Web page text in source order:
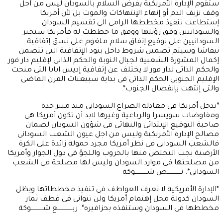
ستقوم الإدارة الأمريكية بفرض السلام بالسودان ليس من أجل
وقف نزيف الدم أو إنهاء الإنتهاكات والموت بل لأن أمريكا
إستطاعت تنفيذ مخططها الرامى الى تقسيم السودان
والسودانيين وفق رؤيتها ووفق ما خططت له فأمريكا ستجبر
السودانيين على توقيع إتفاق سلام ملغوم على نسق إتفاقية
نيفاشا وسيتم تضمين شروط داخل بنود الإتفاقية التى تتضمن
إكمال المشورة الشعبية لجبال النوبة والحكم الذاتى لإقليم دار فور
والحكم الذاتى لدار فور لا يختلف عن إتفاقية إديس ابابا التى منحت
الإقليم الجنوبى الحكم الذاتى فى بداية سبيعنات القرن الماضى
والتى إنتهت بإنفصال الجنوب*.
*تدخل أمريكا فى معادلة الصراع السودانى منذ منبر جدة
ومفاوضات سويسرا والرباعية وغيرها لابد أن تكون أمريكا هى
صاحبة التوقيع الإبتدائى والنهائى فى شؤون السودان لضمان
مصالح الإدارة الأمريكية وليس من اجل عيون الشعب السودانى
فالشعب السودانى فى نظر أمريكا مجرد حمولة زائدة على الكرة
الأرضية يجب التخلص منها بالحروب واللجؤ فى دول الجوار وأمريكا
من مصلحتها فى موارد السودان وليس لها مصلحة فى الشعب
السودانى*. نــــــــــــــص شــــــــــــوكة
*الإدارة الأمريكية لا تعرف العواطف فى تنفيذ مخططاتها ويظل
السودان كدولة محل إهتمام أمريكا ولن تتوانى فى قطف ثمار
مخططها فى السودان وستنفذه بحزافيره*. ربـــــــــــــــع شــــــــــــوكة